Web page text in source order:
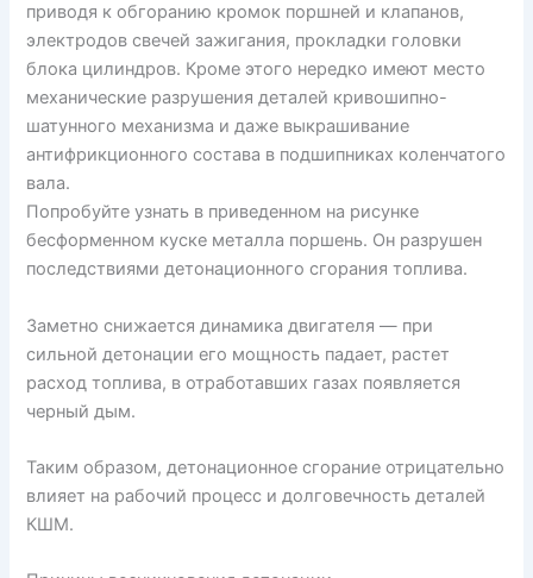
приводя к обгоранию кромок поршней и клапанов,
электродов свечей зажигания, прокладки головки
блока цилиндров. Кроме этого нередко имеют место
механические разрушения деталей кривошипно-
шатунного механизма и даже выкрашивание
антифрикционного состава в подшипниках коленчатого
вала.
Попробуйте узнать в приведенном на рисунке
бесформенном куске металла поршень. Он разрушен
последствиями детонационного сгорания топлива.
Заметно снижается динамика двигателя — при
сильной детонации его мощность падает, растет
расход топлива, в отработавших газах появляется
черный дым.
Таким образом, детонационное сгорание отрицательно
влияет на рабочий процесс и долговечность деталей
КШМ.